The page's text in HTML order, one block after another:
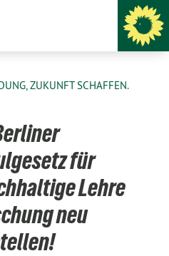
ZUKUNFT SCHAFFEN.
für
Lehre
neu